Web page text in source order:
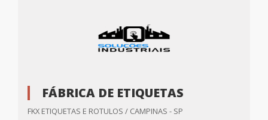
FÁBRICA DE ETIQUETAS
FKX ETIQUETAS E ROTULOS / CAMPINAS - SP